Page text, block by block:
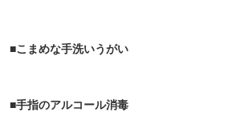
■こまめな手洗いうがい
■手指のアルコール消毒